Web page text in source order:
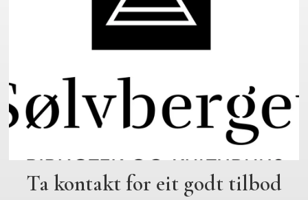
Ta kontakt for eit godt tilbod